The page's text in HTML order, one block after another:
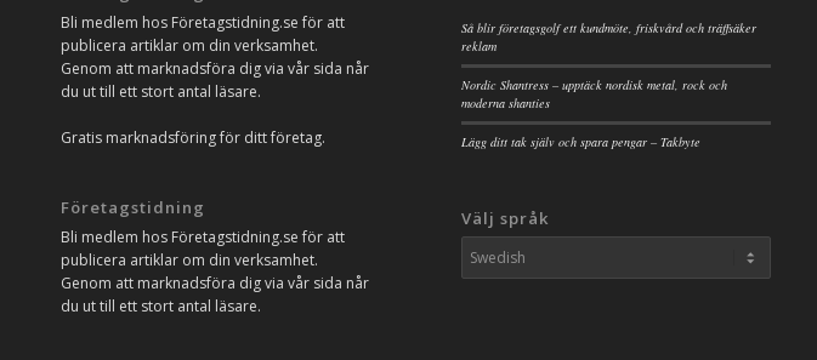
Bli medlem hos Företagstidning.se för att
publicera artiklar om din verksamhet.
Genom att marknadsföra dig via vår sida når
du ut till ett stort antal läsare.
Gratis marknadsföring för ditt företag.
Företagstidning
Bli medlem hos Företagstidning.se för att
publicera artiklar om din verksamhet.
Genom att marknadsföra dig via vår sida når
du ut till ett stort antal läsare.
Så blir företagsgolf ett kundmöte, friskvård och träffsäker
reklam
Nordic Shantress – upptäck nordisk metal, rock och
moderna shanties
Lägg ditt tak själv och spara pengar – Takbyte
Välj språk